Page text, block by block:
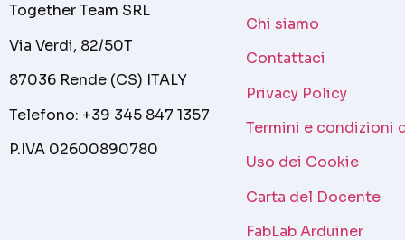
Together Team SRL
Via Verdi, 82/50T
87036 Rende (CS) ITALY
Telefono: +39 345 847 1357
P.IVA 02600890780
Chi siamo
Contattaci
Privacy Policy
Termini e condizioni
Uso dei Cookie
Carta del Docente
FabLab Arduiner